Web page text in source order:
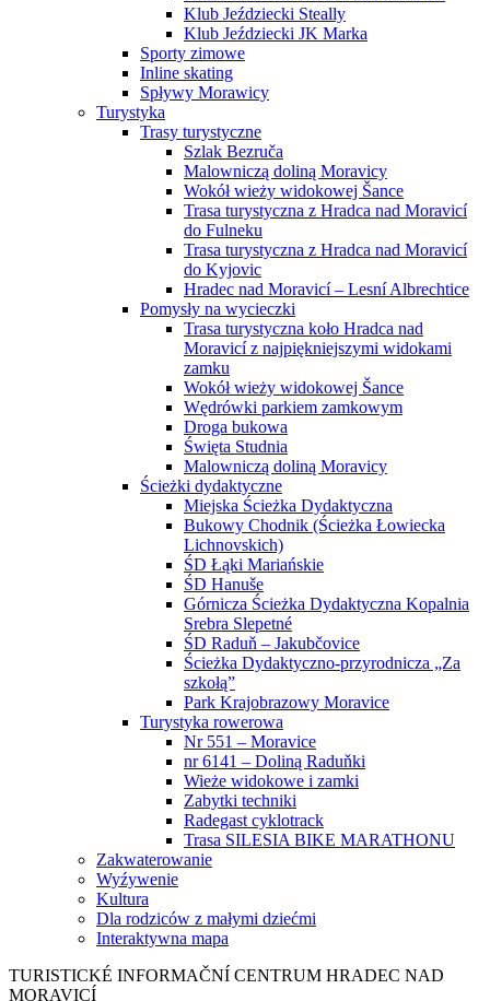
Klub Jeździecki Steally
Klub Jeździecki JK Marka
Sporty zimowe
Inline skating
Spływy Morawicy
Turystyka
Trasy turystyczne
Szlak Bezruča
Malowniczą doliną Moravicy
Wokół wieży widokowej Šance
Trasa turystyczna z Hradca nad Moravicí
do Fulneku
Trasa turystyczna z Hradca nad Moravicí
do Kyjovic
Hradec nad Moravicí – Lesní Albrechtice
Pomysły na wycieczki
Trasa turystyczna koło Hradca nad
Moravicí z najpiękniejszymi widokami
zamku
Wokół wieży widokowej Šance
Wędrówki parkiem zamkowym
Droga bukowa
Święta Studnia
Malowniczą doliną Moravicy
Ścieżki dydaktyczne
Miejska Ścieżka Dydaktyczna
Bukowy Chodnik (Ścieżka Łowiecka
Lichnovskich)
ŚD Łąki Mariańskie
ŚD Hanuše
Górnicza Ścieżka Dydaktyczna Kopalnia
Srebra Slepetné
ŚD Raduň – Jakubčovice
Ścieżka Dydaktyczno-przyrodnicza „Za
szkołą”
Park Krajobrazowy Moravice
Turystyka rowerowa
Nr 551 – Moravice
nr 6141 – Doliną Raduňki
Wieże widokowe i zamki
Zabytki techniki
Radegast cyklotrack
Trasa SILESIA BIKE MARATHONU
Zakwaterowanie
Wyźywenie
Kultura
Dla rodziców z małymi dziećmi
Interaktywna mapa
TURISTICKÉ INFORMAČNÍ CENTRUM HRADEC NAD
MORAVICÍ